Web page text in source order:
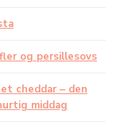
og persillesovs
cheddar – den
middag